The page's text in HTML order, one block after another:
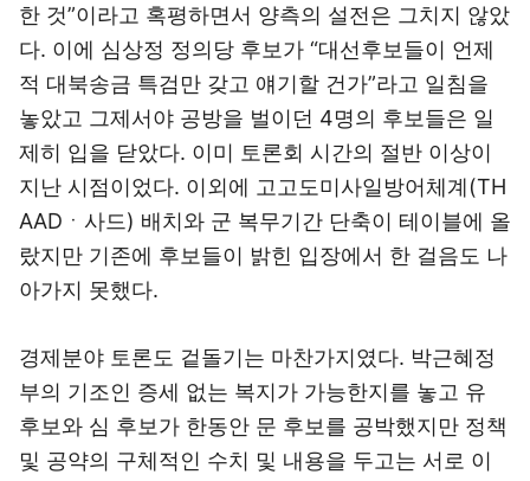
한 것”이라고 혹평하면서 양측의 설전은 그치지 않았
다. 이에 심상정 정의당 후보가 “대선후보들이 언제
적 대북송금 특검만 갖고 얘기할 건가”라고 일침을
놓았고 그제서야 공방을 벌이던 4명의 후보들은 일
제히 입을 닫았다. 이미 토론회 시간의 절반 이상이
지난 시점이었다. 이외에 고고도미사일방어체계(TH
AADㆍ사드) 배치와 군 복무기간 단축이 테이블에 올
랐지만 기존에 후보들이 밝힌 입장에서 한 걸음도 나
아가지 못했다.
경제분야 토론도 겉돌기는 마찬가지였다. 박근혜정
부의 기조인 증세 없는 복지가 가능한지를 놓고 유
후보와 심 후보가 한동안 문 후보를 공박했지만 정책
및 공약의 구체적인 수치 및 내용을 두고는 서로 이